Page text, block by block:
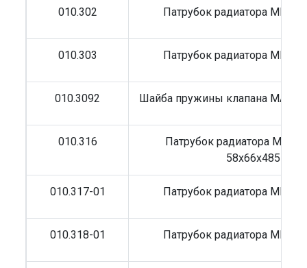
010.302 Патрубок радиатора MB
010.303 Патрубок радиатора MB
010.3092 Шайба пружины клапана MAN/
010.316
Патрубок радиатора MB
58x66x485
010.317-01 Патрубок радиатора MB
010.318-01 Патрубок радиатора MB